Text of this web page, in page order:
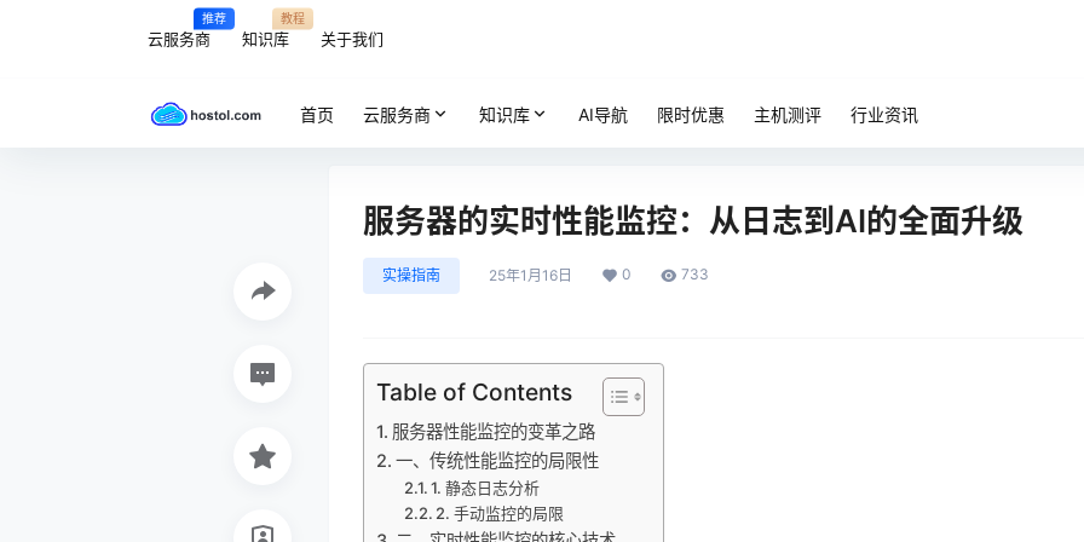
云服务商
推荐
知识库
教程
关于我们
首页 云服务商 知识库 AI导航 限时优惠 主机测评 行业资讯
服务器的实时性能监控：从日志到AI的全面升级
实操指南 25年1月16日 0 733
Table of Contents
服务器性能监控的变革之路
一、传统性能监控的局限性
1. 静态日志分析
2. 手动监控的局限